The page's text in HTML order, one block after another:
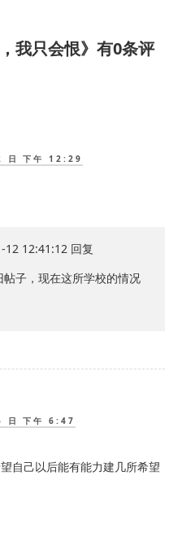
我只会恨》有0条评
日 下午 12:29
12:41:12 回复
子，现在这所学校的情况
日 下午 6:47
自己以后能有能力建几所希望